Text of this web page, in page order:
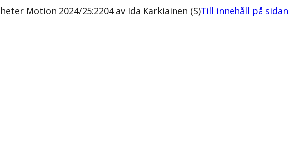
Motion 2024/25:2204 av Ida Karkiainen (S)Till innehåll på sidan